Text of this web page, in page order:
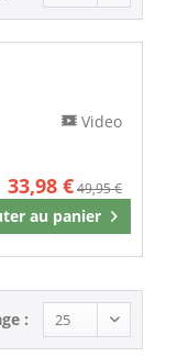
33,98 €49,95 €
au panier
Mémoriser
Video
: